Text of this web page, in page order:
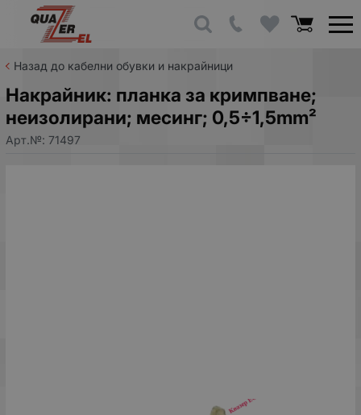
Назад до кабелни обувки и накрайници
Накрайник: планка за кримпване;
неизолирани; месинг; 0,5÷1,5mm²
Арт.№: 71497